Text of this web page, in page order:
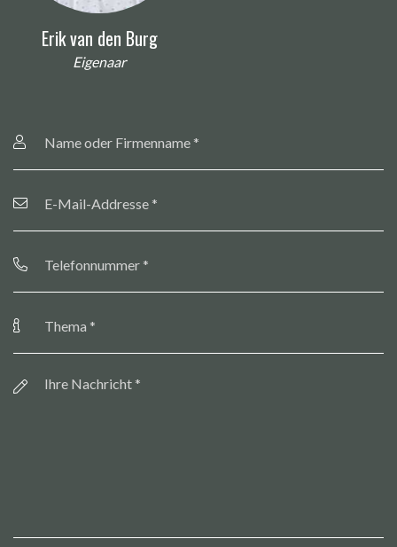
Erik van den Burg
Eigenaar
oder
Mail-